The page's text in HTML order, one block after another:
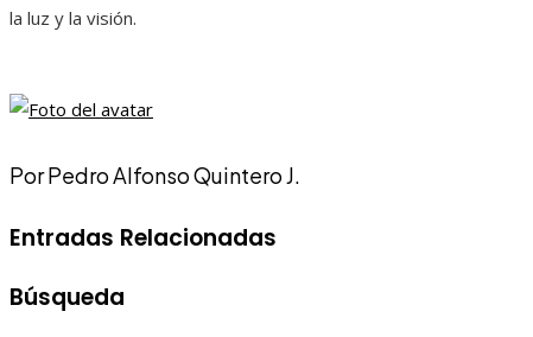
la luz y la visión.
Por Pedro Alfonso Quintero J.
Entradas Relacionadas
Búsqueda